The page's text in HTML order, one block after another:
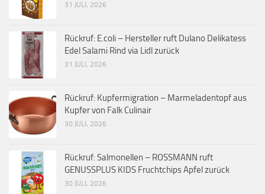
31 JULI, 2026
Rückruf: E.coli – Hersteller ruft Dulano Delikatess
Edel Salami Rind via Lidl zurück
31 JULI, 2026
Rückruf: Kupfermigration – Marmeladentopf aus
Kupfer von Falk Culinair
30 JULI, 2026
Rückruf: Salmonellen – ROSSMANN ruft
GENUSSPLUS KIDS Fruchtchips Apfel zurück
30 JULI, 2026